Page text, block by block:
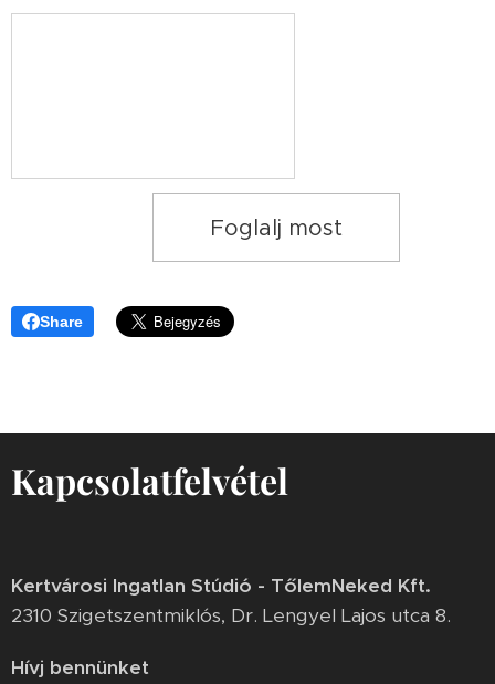
Foglalj most
Share
Kapcsolatfelvétel
Kertvárosi Ingatlan Stúdió - TőlemNeked Kft.
2310 Szigetszentmiklós, Dr. Lengyel Lajos utca 8.
Hívj bennünket